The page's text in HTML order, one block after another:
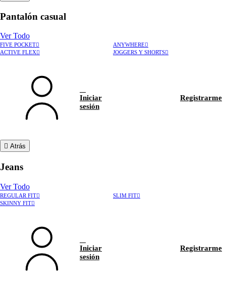
Pantalón casual
Ver Todo
FIVE POCKET
ANYWHERE
ACTIVE FLEX
JOGGERS Y SHORTS
Iniciar
sesión
Registrarme
Atrás
Jeans
Ver Todo
REGULAR FIT
SLIM FIT
SKINNY FIT
Iniciar
sesión
Registrarme